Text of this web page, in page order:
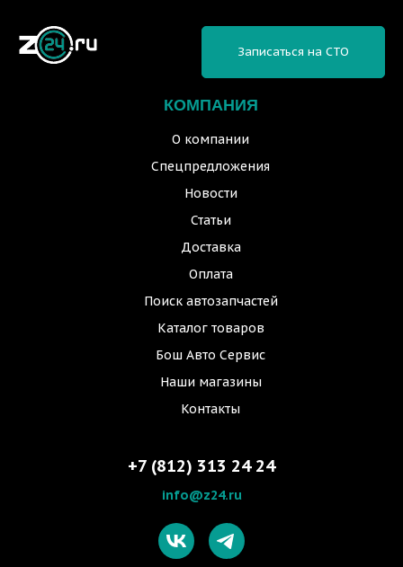
КОМПАНИЯ
О компании
Спецпредложения
Новости
Статьи
Доставка
Оплата
Поиск автозапчастей
Каталог товаров
Бош Авто Сервис
Наши магазины
Контакты
Записаться на СТО
+7 (812) 313 24 24
info@z24.ru